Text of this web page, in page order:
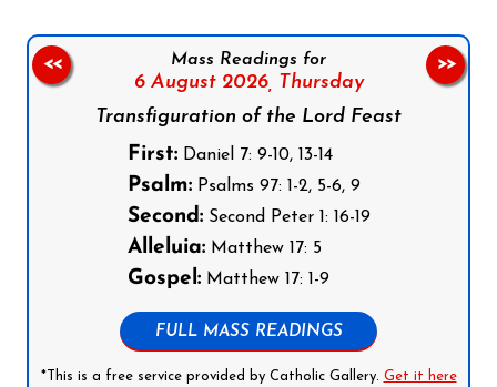
Mass Readings for
6 August 2026, Thursday
Transfiguration of the Lord Feast
First:Daniel 7: 9-10, 13-14
Psalm:Psalms 97: 1-2, 5-6, 9
Second:Second Peter 1: 16-19
Alleluia:Matthew 17: 5
Gospel:Matthew 17: 1-9
FULL MASS READINGS
*This is a free service provided by Catholic Gallery. Get it here
<< >>